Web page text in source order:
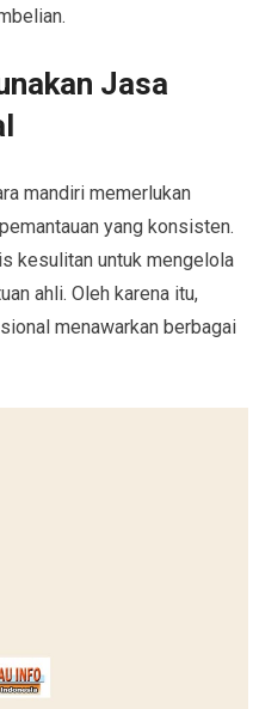
Jasa
mandiri memerlukan
yang konsisten.
kesulitan untuk mengelola
ahli. Oleh karena itu,
menawarkan berbagai